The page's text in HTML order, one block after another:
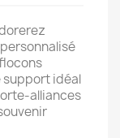
support idéal
alliances